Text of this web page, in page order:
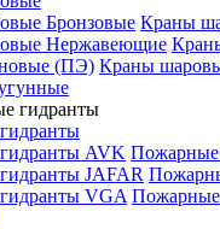
Бронзовые Краны
Нержавеющие
(ПЭ) Краны
AVK Пожарные
JAFAR
VGA